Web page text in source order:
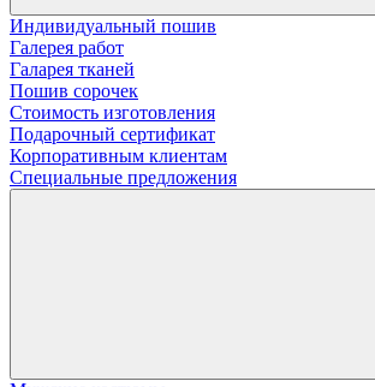
Индивидуальный пошив
Галерея работ
Галарея тканей
Пошив сорочек
Стоимость изготовления
Подарочный сертификат
Корпоративным клиентам
Специальные предложения